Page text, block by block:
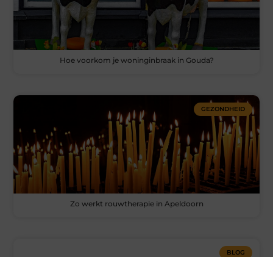
Hoe voorkom je woninginbraak in Gouda?
GEZONDHEID
Zo werkt rouwtherapie in Apeldoorn
BLOG